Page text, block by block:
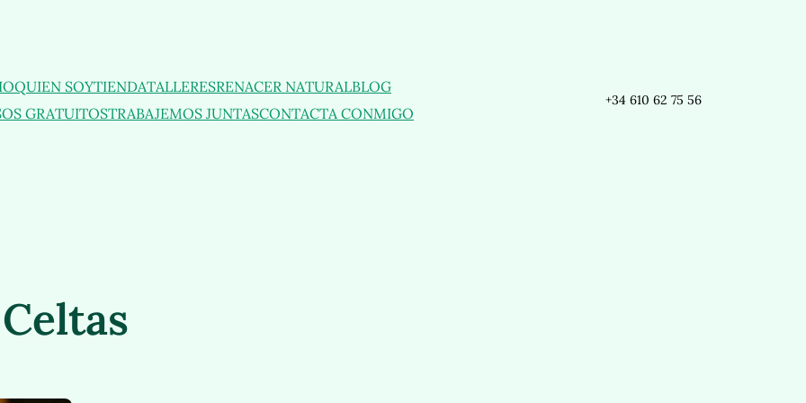
QUIEN SOYTIENDATALLERESRENACER NATURALBLOG
GRATUITOSTRABAJEMOS JUNTASCONTACTA CONMIGO
+34 610 62 75 56